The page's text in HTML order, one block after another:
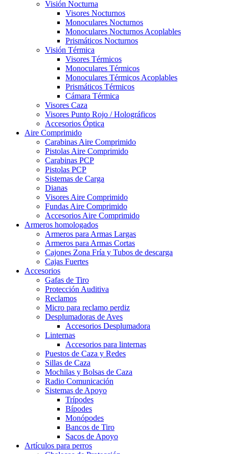
Visión Nocturna
Visores Nocturnos
Monoculares Nocturnos
Monoculares Nocturnos Acoplables
Prismáticos Nocturnos
Visión Térmica
Visores Térmicos
Monoculares Térmicos
Monoculares Térmicos Acoplables
Prismáticos Térmicos
Cámara Térmica
Visores Caza
Visores Punto Rojo / Holográficos
Accesorios Óptica
Aire Comprimido
Carabinas Aire Comprimido
Pistolas Aire Comprimido
Carabinas PCP
Pistolas PCP
Sistemas de Carga
Dianas
Visores Aire Comprimido
Fundas Aire Comprimido
Accesorios Aire Comprimido
Armeros homologados
Armeros para Armas Largas
Armeros para Armas Cortas
Cajones Zona Fría y Tubos de descarga
Cajas Fuertes
Accesorios
Gafas de Tiro
Protección Auditiva
Reclamos
Micro para reclamo perdiz
Desplumadoras de Aves
Accesorios Desplumadora
Linternas
Accesorios para linternas
Puestos de Caza y Redes
Sillas de Caza
Mochilas y Bolsas de Caza
Radio Comunicación
Sistemas de Apoyo
Trípodes
Bípodes
Monópodes
Bancos de Tiro
Sacos de Apoyo
Artículos para perros